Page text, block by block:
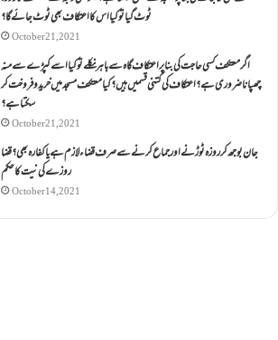
ٹوٹ گیا تو کیا اس کا اعتکاف بھی ٹوٹ جائے گا؟
October 21, 2021
اگر معتکف کسی حاجت کی بنا پر اعتکاف گاہ سے باہر نکلے تو کیا اسے کپڑے سے منہ
چھپانا ضروری ہے؟اعتکاف کی کتنی قسمیں ہیں؟کیا معتکف مسجد میں خرید و فروخت کر
سکتا ہے؟
October 21, 2021
جان بوجھ کر روزہ ٹوڑنے اور جماع کرنے سے صرف قضاء لازم ہے یا کفارہ بھی؟ قضا
روزے کی نیت کا حکم
October 14, 2021